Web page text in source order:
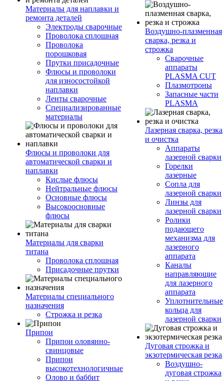
Материалы для наплавки и
ремонта деталей
Электроды сварочные
Проволока сплошная
Проволока
порошковая
Прутки присадочные
Флюсы и проволоки
для износостойкой
наплавки
Ленты сварочные
Специализированные
материалы
Флюсы и проволоки для
автоматической сварки и
наплавки
Кислые флюсы
Нейтральные флюсы
Основные флюсы
Высокоосновные
флюсы
Материалы для сварки
титана
Проволока сплошная
Присадочные прутки
Материалы специального
назначения
Строжка и резка
Припои
Припои оловянно-
свинцовые
Припои
высокотехнологичные
Олово и баббит
Воздушно-плазменная
сварка, резка и
строжка
Сварочные
аппараты
PLASMA CUT
Плазмотроны
Запасные части
PLASMA
Лазерная сварка, резка
и очистка
Аппараты
лазерной сварки
Горелки
лазерные
Сопла для
лазерной сварки
Линзы для
лазерной сварки
Ролики
подающего
механизма для
лазерного
аппарата
Каналы
направляющие
для лазерного
аппарата
Уплотнительные
кольца для
лазерной сварки
Дуговая строжка и
экзотермическая резка
Воздушно-
дуговая строжка